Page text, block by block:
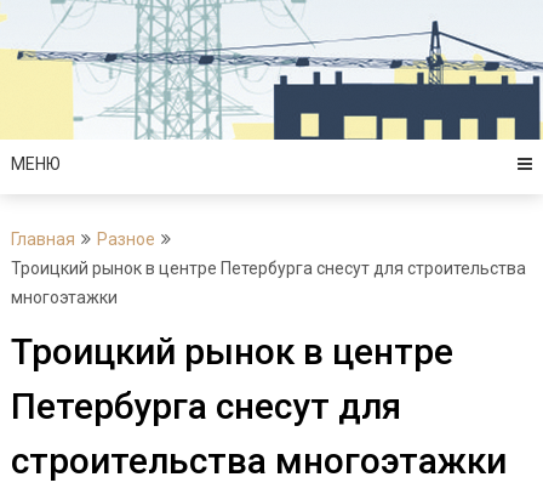
Перейти
содержимому
МЕНЮ
Главная
Разное
Троицкий рынок в центре Петербурга снесут для строительства
многоэтажки
Троицкий рынок в центре
Петербурга снесут для
строительства многоэтажки